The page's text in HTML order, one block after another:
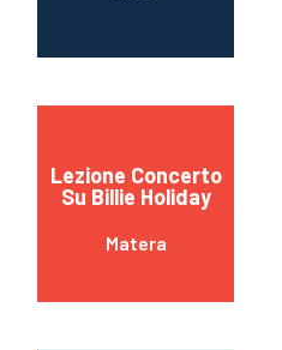
Lezione Concerto
Su Billie Holiday
Matera